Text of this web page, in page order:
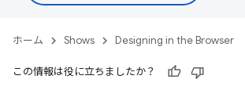
ホーム Shows Designing in the Browser
この情報は役に立ちましたか？